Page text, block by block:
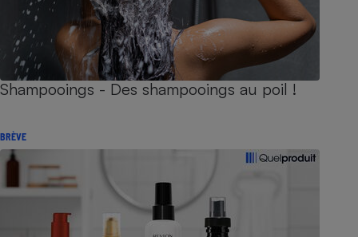
Shampooings - Des shampooings au poil !
BRÈVE